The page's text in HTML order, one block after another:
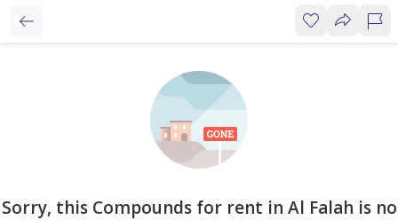
Sorry, this Compounds for rent in Al Falah is no